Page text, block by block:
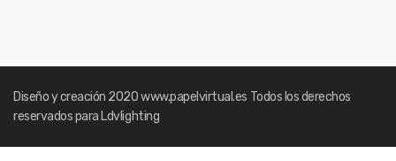
Diseño y creación 2020www.papelvirtual.es Todos los derechos
reservados para Ldvlighting